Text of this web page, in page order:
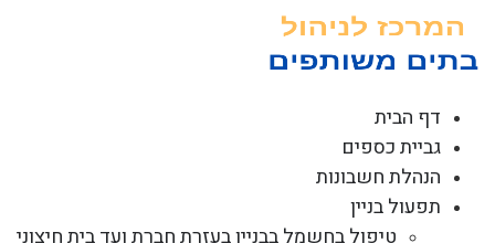
דף הבית
גביית כספים
הנהלת חשבונות
תפעול בניין
טיפול בחשמל בבניין בעזרת חברת ועד בית חיצוני